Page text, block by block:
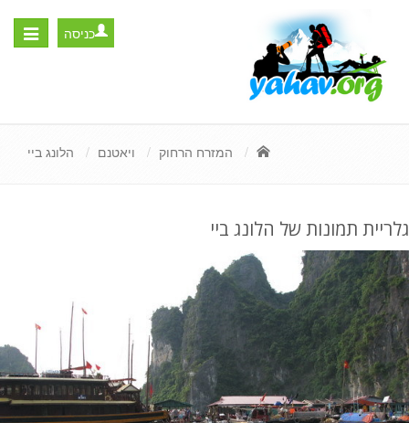
Toggle
כניסה
המזרח הרחוק ויאטנם הלונג ביי
גלריית תמונות של הלונג ביי